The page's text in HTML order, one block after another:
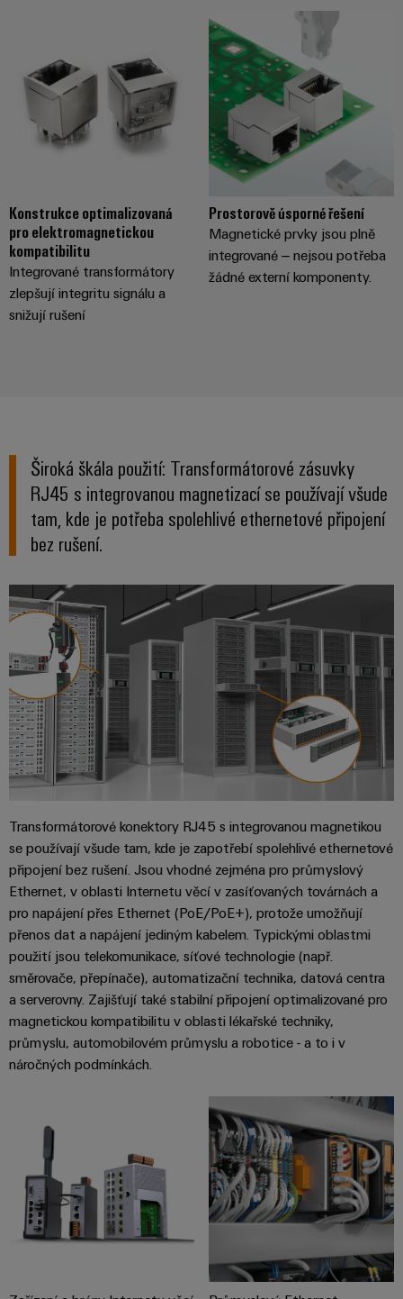
zařízení
Inovativní
řešení
konektivity
pro
Moderní
a
digitální
řešení
pro
klimaticky
šetrnou
Štítky
značení
Průmyslové
Průmyslové
osvětlení
Infrastruktura
skříněk
lišty
Upravené
a
vybavené
skříně
Zákaznický
návrh
kabelu
Produktové
inovace
Praktická
konektivita
odvětví.
Naše
inovace
v oblasti
průmyslové
konektivity.
Software
Weidmüller
Digitální
intuitivní,
Konstrukce optimalizovaná
pro elektromagnetickou
kompatibilitu
Integrované transformátory
zlepšují integritu signálu a
snižují rušení
Prostorově úsporné řešení
Magnetické prvky jsou plně
integrované – nejsou potřeba
žádné externí komponenty.
Široká škála použití: Transformátorové zásuvky
RJ45 s integrovanou magnetizací se používají všude
tam, kde je potřeba spolehlivé ethernetové připojení
bez rušení.
Transformátorové konektory RJ45 s integrovanou magnetikou
se používají všude tam, kde je zapotřebí spolehlivé ethernetové
připojení bez rušení. Jsou vhodné zejména pro průmyslový
Ethernet, v oblasti Internetu věcí v zasíťovaných továrnách a
pro napájení přes Ethernet (PoE/PoE+), protože umožňují
přenos dat a napájení jediným kabelem. Typickými oblastmi
použití jsou telekomunikace, síťové technologie (např.
směrovače, přepínače), automatizační technika, datová centra
a serverovny. Zajišťují také stabilní připojení optimalizované pro
magnetickou kompatibilitu v oblasti lékařské techniky,
průmyslu, automobilovém průmyslu a robotice - a to i v
náročných podmínkách.